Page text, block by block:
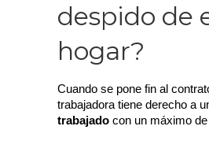
despido de
hogar?
Cuando se pone fin al
trabajadora tiene derecho a
trabajado con un máximo